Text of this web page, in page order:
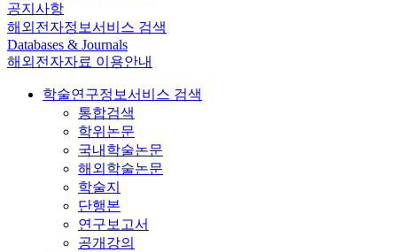
공지사항
해외전자정보서비스 검색
Databases & Journals
해외전자자료 이용안내
학술연구정보서비스 검색
통합검색
학위논문
국내학술논문
해외학술논문
학술지
단행본
연구보고서
공개강의